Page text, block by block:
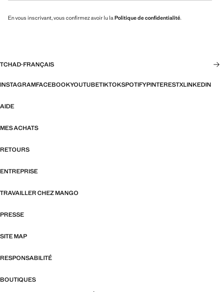
En vous inscrivant, vous confirmez avoir lu la Politique de confidentialité.
TCHAD·FRANÇAIS
INSTAGRAMFACEBOOKYOUTUBETIKTOKSPOTIFYPINTERESTXLINKEDIN
AIDE
MES ACHATS
RETOURS
ENTREPRISE
TRAVAILLER CHEZ MANGO
PRESSE
SITE MAP
RESPONSABILITÉ
BOUTIQUES